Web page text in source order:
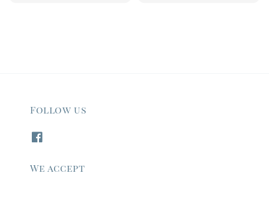
Follow us
We accept